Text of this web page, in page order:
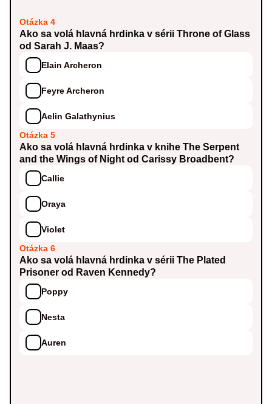
Otázka 4
Ako sa volá hlavná hrdinka v sérii Throne of Glass
od Sarah J. Maas?
Elain Archeron
Feyre Archeron
Aelin Galathynius
Otázka 5
Ako sa volá hlavná hrdinka v knihe The Serpent
and the Wings of Night od Carissy Broadbent?
Callie
Oraya
Violet
Otázka 6
Ako sa volá hlavná hrdinka v sérii The Plated
Prisoner od Raven Kennedy?
Poppy
Nesta
Auren